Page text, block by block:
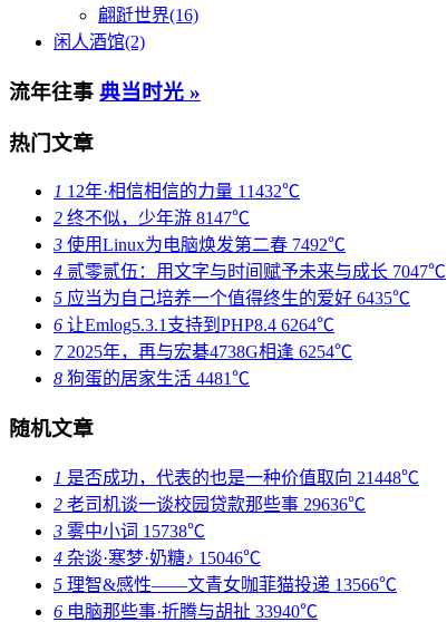
翩跹世界(16)
闲人酒馆(2)
流年往事 典当时光 »
热门文章
1 12年·相信相信的力量 11432℃
2 终不似，少年游 8147℃
3 使用Linux为电脑焕发第二春 7492℃
4 贰零贰伍：用文字与时间赋予未来与成长 7047℃
5 应当为自己培养一个值得终生的爱好 6435℃
6 让Emlog5.3.1支持到PHP8.4 6264℃
72025年，再与宏碁4738G相逢 6254℃
8 狗蛋的居家生活 4481℃
随机文章
1 是否成功，代表的也是一种价值取向 21448℃
2 老司机谈一谈校园贷款那些事 29636℃
3 雾中小词 15738℃
4 杂谈·寒梦·奶糖♪ 15046℃
5 理智&感性——文青女咖菲猫投递 13566℃
6 电脑那些事·折腾与胡扯 33940℃